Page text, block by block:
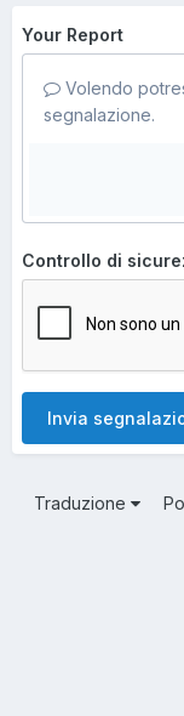
Your Report
Volendo
segnalazione.
Controllo di
Invia
Traduzione